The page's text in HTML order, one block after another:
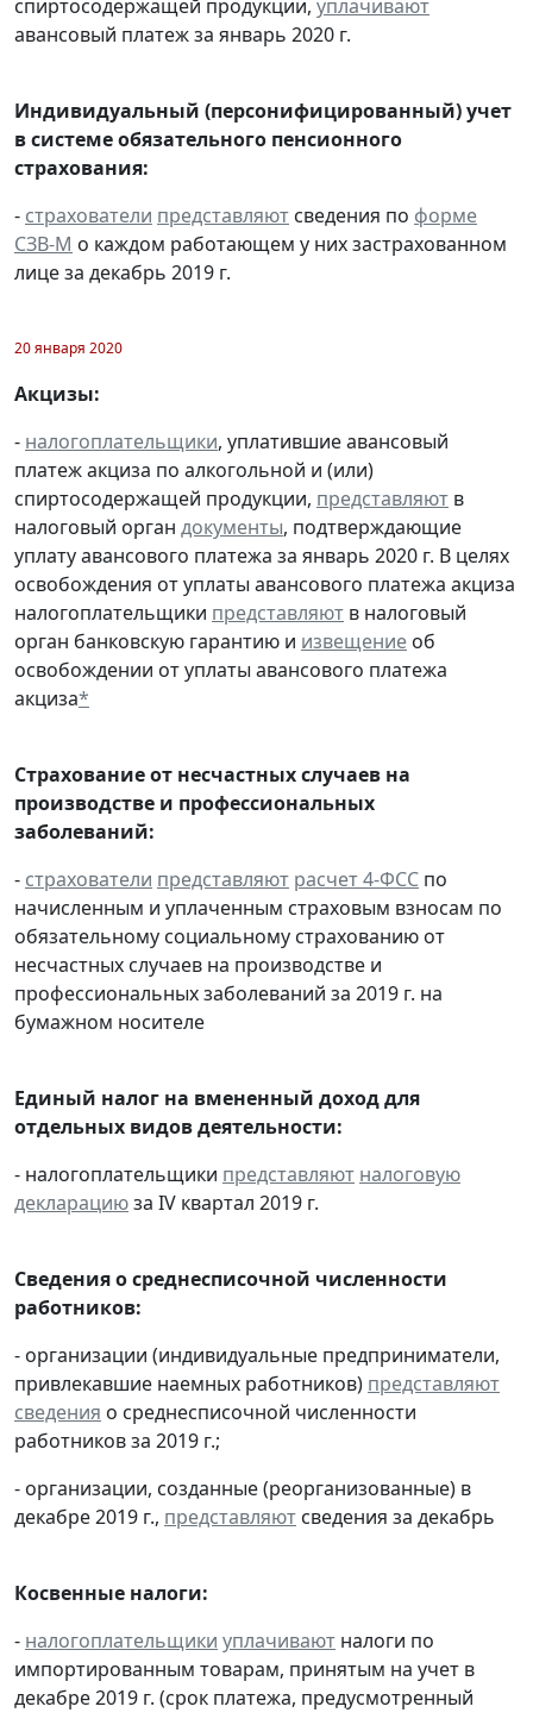
спиртосодержащей продукции, уплачивают
авансовый платеж за январь 2020 г.
Индивидуальный (персонифицированный) учет
в системе обязательного пенсионного
страхования:
- страхователи представляют сведения по форме
СЗВ-М о каждом работающем у них застрахованном
лице за декабрь 2019 г.
20 января 2020
Акцизы:
- налогоплательщики, уплатившие авансовый
платеж акциза по алкогольной и (или)
спиртосодержащей продукции, представляют в
налоговый орган документы, подтверждающие
уплату авансового платежа за январь 2020 г. В целях
освобождения от уплаты авансового платежа акциза
налогоплательщики представляют в налоговый
орган банковскую гарантию и извещение об
освобождении от уплаты авансового платежа
акциза*
Страхование от несчастных случаев на
производстве и профессиональных
заболеваний:
- страхователи представляют расчет 4-ФСС по
начисленным и уплаченным страховым взносам по
обязательному социальному страхованию от
несчастных случаев на производстве и
профессиональных заболеваний за 2019 г. на
бумажном носителе
Единый налог на вмененный доход для
отдельных видов деятельности:
- налогоплательщики представляют налоговую
декларациюза IV квартал 2019 г.
Сведения о среднесписочной численности
работников:
- организации (индивидуальные предприниматели,
привлекавшие наемных работников) представляют
сведения о среднесписочной численности
работников за 2019 г.;
- организации, созданные (реорганизованные) в
декабре 2019 г., представляют сведения за декабрь
Косвенные налоги:
- налогоплательщики уплачивают налоги по
импортированным товарам, принятым на учет в
декабре 2019 г. (срок платежа, предусмотренный